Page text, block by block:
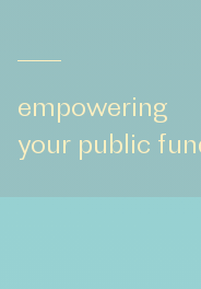
empowering
your public